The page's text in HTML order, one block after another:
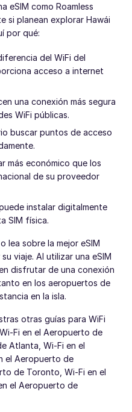
eSIM como Roamless
si planean explorar Hawái
por qué:
del WiFi del
acceso a internet
una conexión más segura
WiFi públicas.
buscar puntos de acceso
más económico que los
de su proveedor
instalar digitalmente
SIM física.
lea sobre la mejor eSIM
viaje. Al utilizar una eSIM
disfrutar de una conexión
en los aeropuertos de
en la isla.
otras guías para WiFi
Fi en el Aeropuerto de
Atlanta, Wi-Fi en el
el Aeropuerto de
de Toronto, Wi-Fi en el
el Aeropuerto de